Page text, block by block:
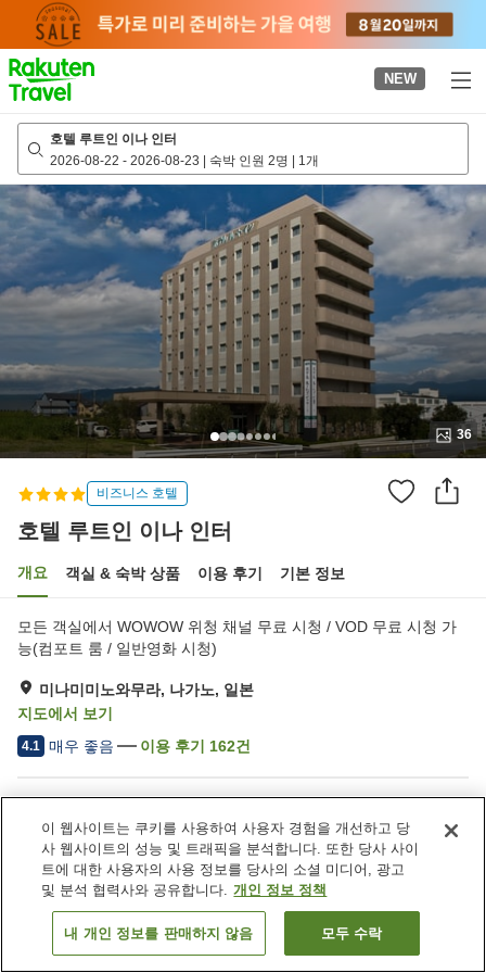
page
NEW
호텔 루트인 이나 인터
2026-08-22 - 2026-08-23 | 숙박 인원 2명 | 1개
36
비즈니스 호텔
호텔 루트인 이나 인터
개요 객실 & 숙박 상품 이용 후기 기본 정보
모든 객실에서 WOWOW 위청 채널 무료 시청 / VOD 무료 시청 가
능(컴포트 룸 / 일반영화 시청)
미나미미노와무라, 나가노, 일본
지도에서 보기
4.1 매우 좋음 이용 후기 162건
주차장
레스토랑
자동판매기
대욕장
객실 보기
이 웹사이트는 쿠키를 사용하여 사용자 경험을 개선하고 당
사 웹사이트의 성능 및 트래픽을 분석합니다. 또한 당사 사이
트에 대한 사용자의 사용 정보를 당사의 소셜 미디어, 광고
및 분석 협력사와 공유합니다. 개인 정보 정책
내 개인 정보를 판매하지 않음 모두 수락